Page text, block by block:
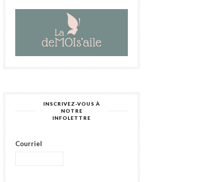
INSCRIVEZ-VOUS À
NOTRE
INFOLETTRE
Courriel